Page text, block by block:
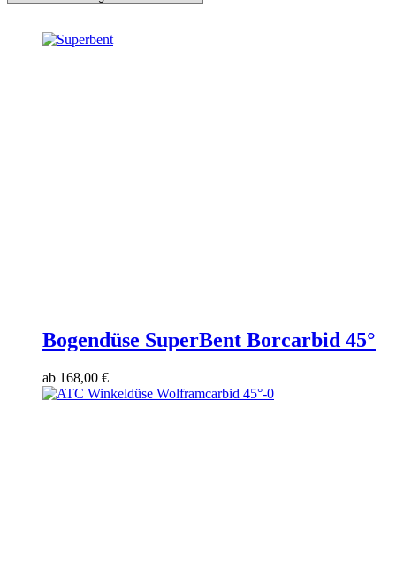
Bogendüse SuperBent Borcarbid 45°
ab 168,00 €